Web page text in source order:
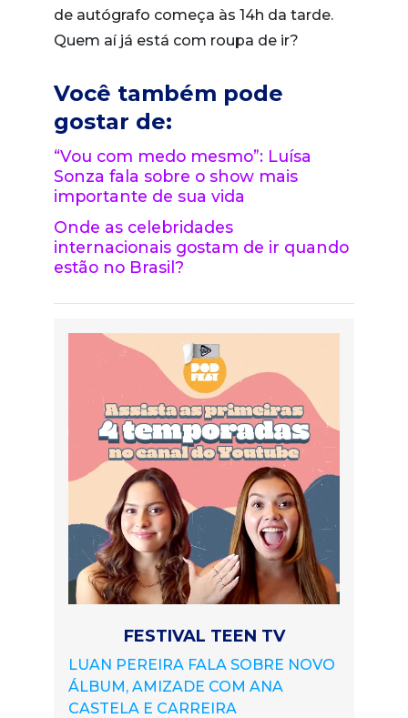
de autógrafo começa às 14h da tarde.
Quem aí já está com roupa de ir?
Você também pode
gostar de:
“Vou com medo mesmo”: Luísa
Sonza fala sobre o show mais
importante de sua vida
Onde as celebridades
internacionais gostam de ir quando
estão no Brasil?
FESTIVAL TEEN TV
LUAN PEREIRA FALA SOBRE NOVO
ÁLBUM, AMIZADE COM ANA
CASTELA E CARREIRA